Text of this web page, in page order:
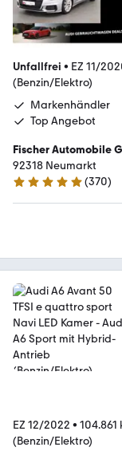
Unfallfrei • EZ 11/
(Benzin/Elektro)
Markenhändler
Top Angebot
Fischer Automobile
92318 Neumarkt
4.8 Sterne
(370)
EZ 12/2022 • 104.861
(Benzin/Elektro)